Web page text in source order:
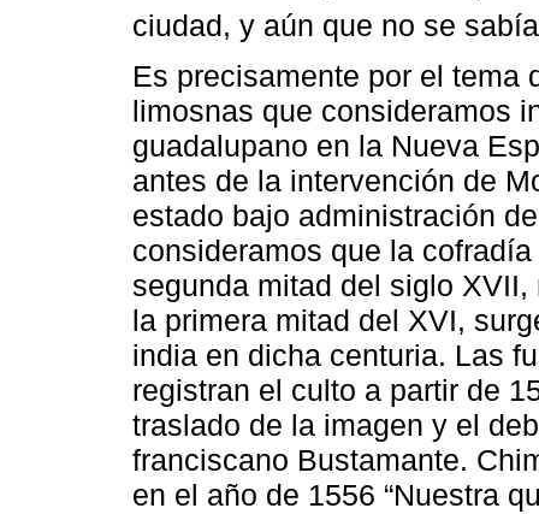
ciudad, y aún que no se
Es precisamente por el tema
limosnas que consideramos
guadalupano en la Nueva
antes de la intervención de
estado bajo administración
consideramos que la
segunda mitad del siglo
la primera mitad del XVI,
india en dicha centuria. Las
registran el culto a partir de
traslado de la imagen y el
franciscano Bustamante.
en el año de 1556 “Nuestra